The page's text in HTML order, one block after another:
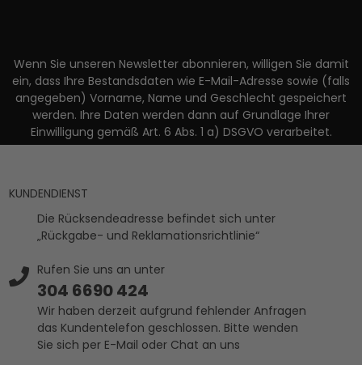
Wenn Sie unseren Newsletter abonnieren, willigen Sie damit
ein, dass Ihre Bestandsdaten wie E-Mail-Adresse sowie (falls
angegeben) Vorname, Name und Geschlecht gespeichert
werden. Ihre Daten werden dann auf Grundlage Ihrer
Einwilligung gemäß Art. 6 Abs. 1 a) DSGVO verarbeitet.
KUNDENDIENST
Die Rücksendeadresse befindet sich unter
„Rückgabe- und Reklamationsrichtlinie“
Rufen Sie uns an unter
304 6690 424
Wir haben derzeit aufgrund fehlender Anfragen
das Kundentelefon geschlossen. Bitte wenden
Sie sich per E-Mail oder Chat an uns